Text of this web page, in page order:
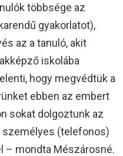
többsége az
gyakorlatot),
az a tanuló, akit
iskolába
hogy megvédtük a
ebben az embert
sokat dolgoztunk az
személyes (telefonos)
– mondta Mészárosné.